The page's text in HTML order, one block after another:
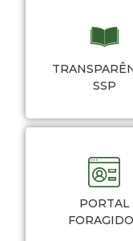
SSP
PORTAL